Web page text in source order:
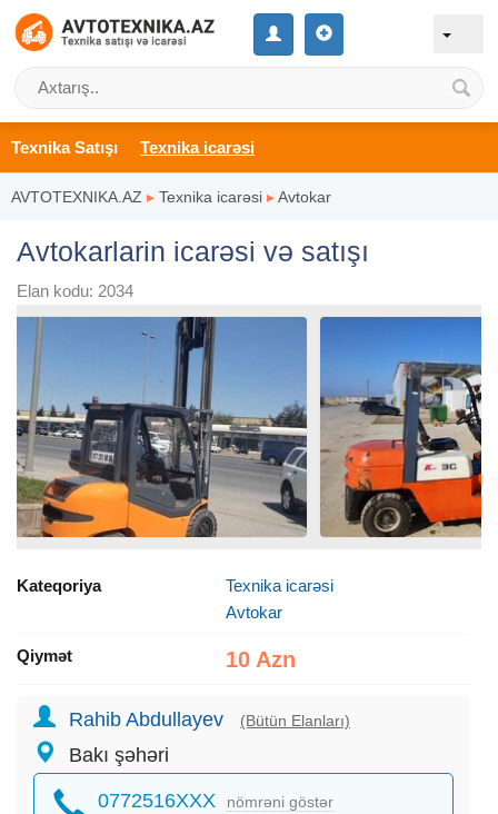
Texnika Satışı Texnika icarəsi
AVTOTEXNIKA.AZ ▸ Texnika icarəsi ▸Avtokar
Avtokarlarin icarəsi və satışı
Elan kodu: 2034
Kateqoriya
Texnika icarəsi
Avtokar
Qiymət 10 Azn
Rahib Abdullayev (Bütün Elanları)
Bakı şəhəri
0772516XXX nömrəni göstər